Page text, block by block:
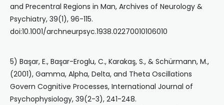
and Precentral Regions in Man, Archives of Neurology &
Psychiatry, 39(1), 96-115.
doi:10.1001/archneurpsyc.1938.02270010106010
5) Başar, E., Başar-Eroglu, C., Karakaş, S., & Schürmann, M.,
(2001), Gamma, Alpha, Delta, and Theta Oscillations
Govern Cognitive Processes, International Journal of
Psychophysiology, 39(2-3), 241-248.